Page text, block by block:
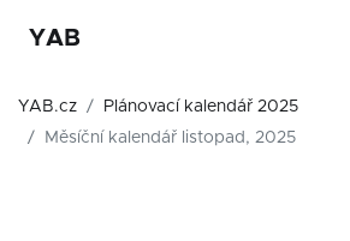
YAB
YAB.cz
Plánovací kalendář 2025
Měsíční kalendář listopad, 2025